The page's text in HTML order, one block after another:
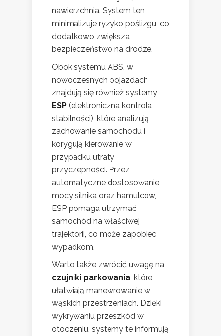
nawierzchnia. System ten
minimalizuje ryzyko poślizgu, co
dodatkowo zwiększa
bezpieczeństwo na drodze.
Obok systemu ABS, w
nowoczesnych pojazdach
znajdują się również systemy
ESP (elektroniczna kontrola
stabilności), które analizują
zachowanie samochodu i
korygują kierowanie w
przypadku utraty
przyczepności. Przez
automatyczne dostosowanie
mocy silnika oraz hamulców,
ESP pomaga utrzymać
samochód na właściwej
trajektorii, co może zapobiec
wypadkom.
Warto także zwrócić uwagę na
czujniki parkowania, które
ułatwiają manewrowanie w
wąskich przestrzeniach. Dzięki
wykrywaniu przeszkód w
otoczeniu, systemy te informują